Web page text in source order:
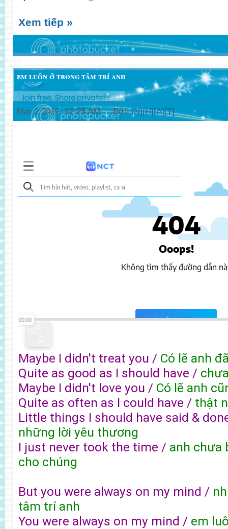
Xem tiếp »
em luôn ở trong tâm trí anh
Mar 2 2017, 12:25 AM Bởi:[N][H][A][T]
Maybe I didn't treat you / Có lẽ anh
Quite as good as I should have /
Maybe I didn't love you / Có lẽ anh
Quite as often as I could have / thật
Little things I should have said &
những lời yêu thương
I just never took the time / anh chưa
cho chúng
But you were always on my mind /
tâm trí anh
You were always on my mind / em